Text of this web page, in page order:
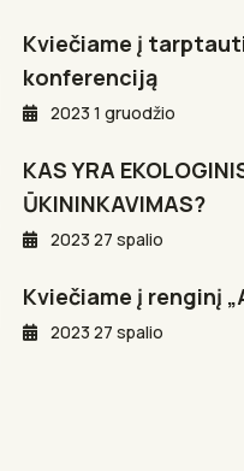
Kviečiame į
konferenciją
2023 1 gruodžio
KAS YRA
ŪKININKAVIMAS?
2023 27 spalio
Kviečiame į renginį
2023 27 spalio